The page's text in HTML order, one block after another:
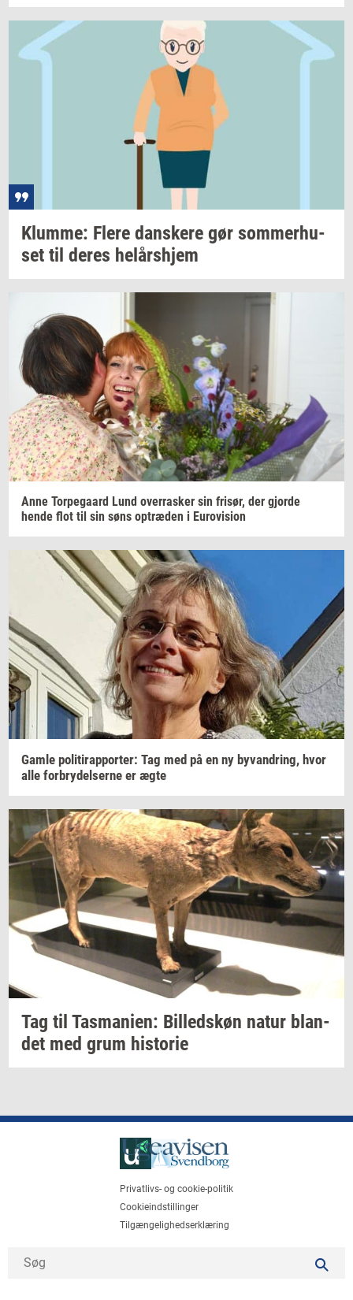
Klum­me: Flere dan­ske­re gør som­mer­hu­
set til deres helårs­hjem
Anne Tor­pe­gaard Lund over­ra­sker sin fri­sør, der gjor­de
hende flot til sin søns op­træ­den i Eu­ro­vi­sion
Gamle po­li­tirap­por­ter: Tag med på en ny byvan­dring, hvor
alle for­bry­del­ser­ne er ægte
Tag til Tas­ma­ni­en: Bil­leds­køn natur blan­
det med grum hi­sto­rie
Privatlivs- og cookie-politik
Cookieindstillinger
Tilgængelighedserklæring